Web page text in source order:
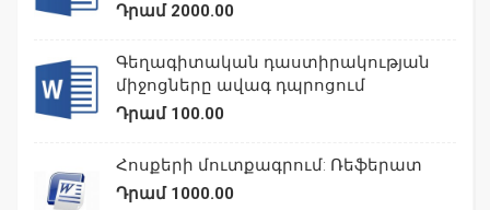
Դրամ 2000.00
Գեղագիտական դաստիրակության
միջոցները ավագ դպրոցում
Դրամ 100.00
Հոսքերի մուտքագրում: Ռեֆերատ
Դրամ 1000.00